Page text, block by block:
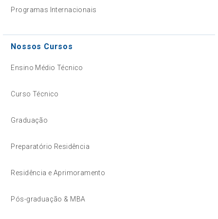
Programas Internacionais
Nossos Cursos
Ensino Médio Técnico
Curso Técnico
Graduação
Preparatório Residência
Residência e Aprimoramento
Pós-graduação & MBA